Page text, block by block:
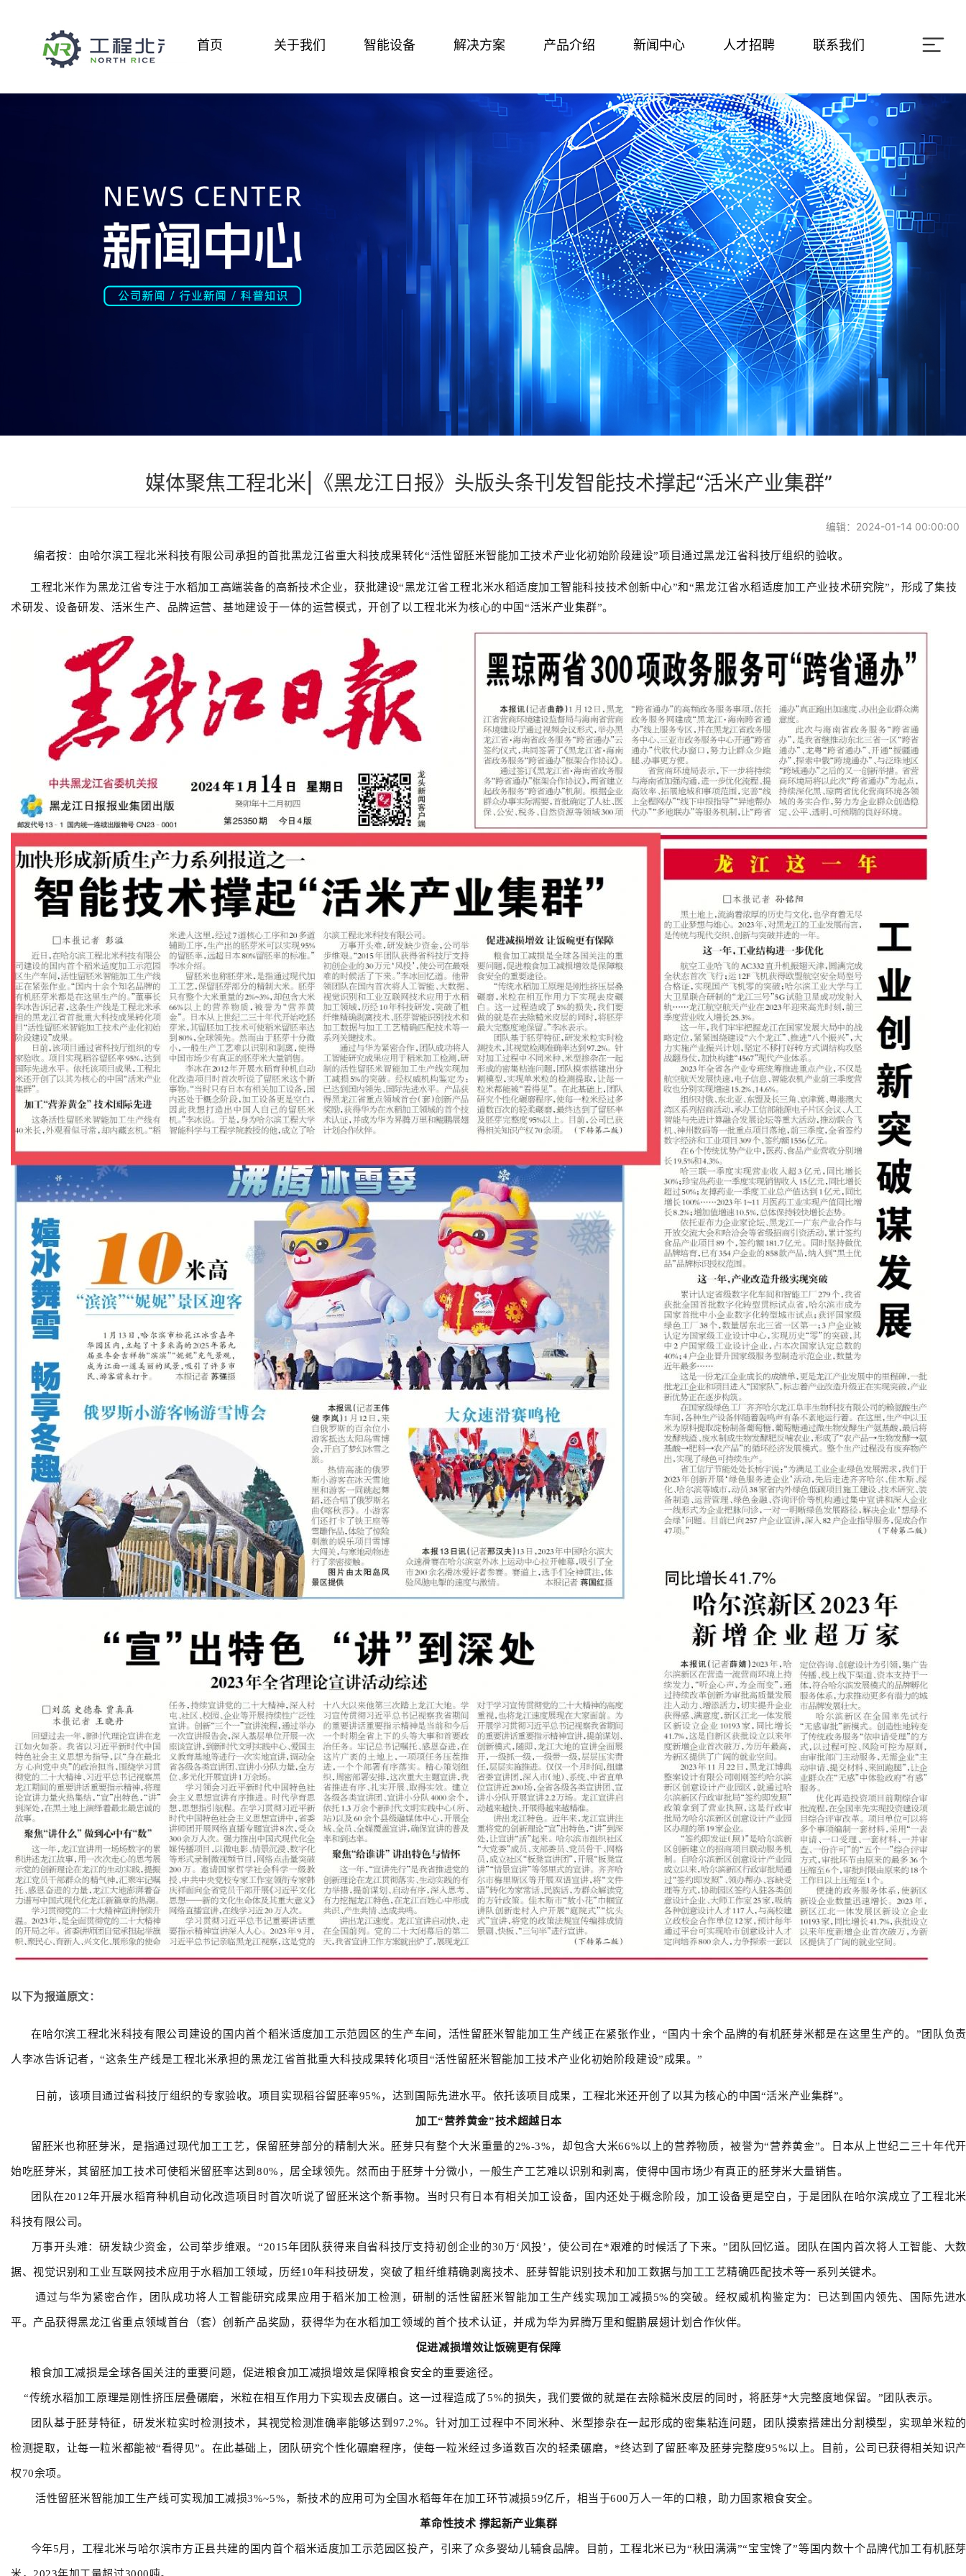
首页 关于我们 智能设备 解决方案 产品介绍 新闻中心 人才招聘 联系我们
媒体聚焦工程北米|《黑龙江日报》头版头条刊发智能技术撑起“活米产业集群”
编辑：2024-01-14 00:00:00
编者按：由哈尔滨工程北米科技有限公司承担的首批黑龙江省重大科技成果转化“活性留胚米智能加工技术产业化初始阶段建设”项目通过黑龙江省科技厅组织的验收。
工程北米作为黑龙江省专注于水稻加工高端装备的高新技术企业，获批建设“黑龙江省工程北米水稻适度加工智能科技技术创新中心”和“黑龙江省水稻适度加工产业技术研究院”，形成了集技
术研发、设备研发、活米生产、品牌运营、基地建设于一体的运营模式，开创了以工程北米为核心的中国“活米产业集群”。
以下为报道原文：
在哈尔滨工程北米科技有限公司建设的国内首个稻米适度加工示范园区的生产车间，活性留胚米智能加工生产线正在紧张作业，“国内十余个品牌的有机胚芽米都是在这里生产的。”团队负责
人李冰告诉记者，“这条生产线是工程北米承担的黑龙江省首批重大科技成果转化项目“活性留胚米智能加工技术产业化初始阶段建设”成果。”
日前，该项目通过省科技厅组织的专家验收。项目实现稻谷留胚率95%，达到国际先进水平。依托该项目成果，工程北米还开创了以其为核心的中国“活米产业集群”。
加工“营养黄金”技术超越日本
留胚米也称胚芽米，是指通过现代加工工艺，保留胚芽部分的精制大米。胚芽只有整个大米重量的2%-3%，却包含大米66%以上的营养物质，被誉为“营养黄金”。日本从上世纪二三十年代开
始吃胚芽米，其留胚加工技术可使稻米留胚率达到80%，居全球领先。然而由于胚芽十分微小，一般生产工艺难以识别和剥离，使得中国市场少有真正的胚芽米大量销售。
团队在2012年开展水稻育种机自动化改造项目时首次听说了留胚米这个新事物。当时只有日本有相关加工设备，国内还处于概念阶段，加工设备更是空白，于是团队在哈尔滨成立了工程北米
科技有限公司。
万事开头难：研发缺少资金，公司举步维艰。“2015年团队获得来自省科技厅支持初创企业的30万‘风投’，使公司在*艰难的时候活了下来。”团队回忆道。团队在国内首次将人工智能、大数
据、视觉识别和工业互联网技术应用于水稻加工领域，历经10年科技研发，突破了粗纤维精确剥离技术、胚芽智能识别技术和加工数据与加工工艺精确匹配技术等一系列关键术。
通过与华为紧密合作，团队成功将人工智能研究成果应用于稻米加工检测，研制的活性留胚米智能加工生产线实现加工减损5%的突破。经权威机构鉴定为：已达到国内领先、国际先进水
平。产品获得黑龙江省重点领域首台（套）创新产品奖励，获得华为在水稻加工领域的首个技术认证，并成为华为昇腾万里和鲲鹏展翅计划合作伙伴。
促进减损增效让饭碗更有保障
粮食加工减损是全球各国关注的重要问题，促进粮食加工减损增效是保障粮食安全的重要途径。
“传统水稻加工原理是刚性挤压层叠碾磨，米粒在相互作用力下实现去皮碾白。这一过程造成了5%的损失，我们要做的就是在去除糙米皮层的同时，将胚芽*大完整度地保留。”团队表示。
团队基于胚芽特征，研发米粒实时检测技术，其视觉检测准确率能够达到97.2%。针对加工过程中不同米种、米型掺杂在一起形成的密集粘连问题，团队摸索搭建出分割模型，实现单米粒的
检测提取，让每一粒米都能被“看得见”。在此基础上，团队研究个性化碾磨程序，使每一粒米经过多道数百次的轻柔碾磨，*终达到了留胚率及胚芽完整度95%以上。目前，公司已获得相关知识产
权70余项。
活性留胚米智能加工生产线可实现加工减损3%~5%，新技术的应用可为全国水稻每年在加工环节减损59亿斤，相当于600万人一年的口粮，助力国家粮食安全。
革命性技术 撑起新产业集群
今年5月，工程北米与哈尔滨市方正县共建的国内首个稻米适度加工示范园区投产，引来了众多婴幼儿辅食品牌。目前，工程北米已为“秋田满满”“宝宝馋了”等国内数十个品牌代加工有机胚芽